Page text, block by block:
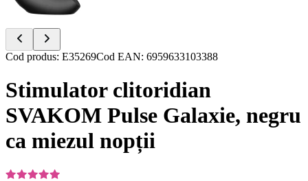
Item
of
8
Cod produs: E35269Cod EAN: 6959633103388
Stimulator clitoridian
SVAKOM Pulse Galaxie, negru
ca miezul nopții